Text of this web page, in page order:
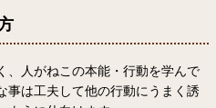
、人がねこの本能・行動を学んで
事は工夫して他の行動にうまく誘